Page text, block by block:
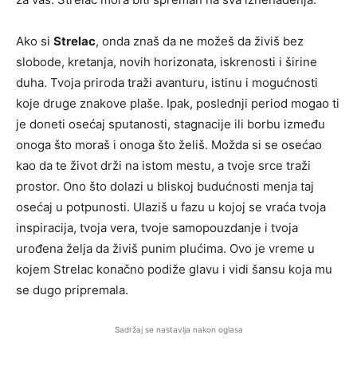
Ako si Strelac, onda znaš da ne možeš da živiš bez
slobode, kretanja, novih horizonata, iskrenosti i širine
duha. Tvoja priroda traži avanturu, istinu i mogućnosti
koje druge znakove plaše. Ipak, poslednji period mogao ti
je doneti osećaj sputanosti, stagnacije ili borbu između
onoga što moraš i onoga što želiš. Možda si se osećao
kao da te život drži na istom mestu, a tvoje srce traži
prostor. Ono što dolazi u bliskoj budućnosti menja taj
osećaj u potpunosti. Ulaziš u fazu u kojoj se vraća tvoja
inspiracija, tvoja vera, tvoje samopouzdanje i tvoja
urođena želja da živiš punim plućima. Ovo je vreme u
kojem Strelac konačno podiže glavu i vidi šansu koja mu
se dugo pripremala.
Sadržaj se nastavlja nakon oglasa